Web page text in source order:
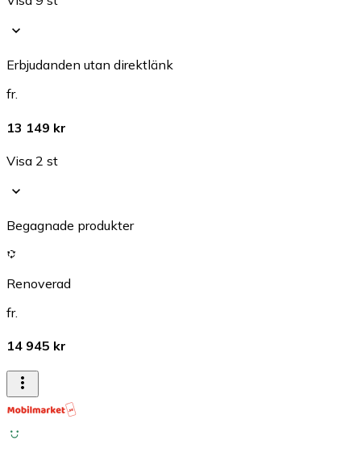
Erbjudanden utan direktlänk
fr.
13 149 kr
Visa 2 st
Begagnade produkter
Renoverad
fr.
14 945 kr